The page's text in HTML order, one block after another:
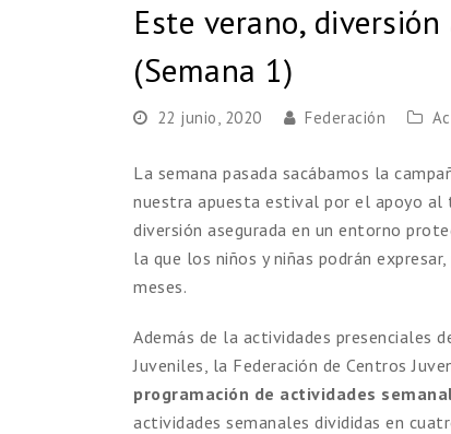
Este verano,
(Semana 1)
22 junio, 2020 Federación
La semana pasada sacábamos la
nuestra apuesta estival por el apoyo al
diversión asegurada en un entorno
la que los niños y niñas podrán
meses.
Además de la actividades presenciales
Juveniles, la Federación de Centros
programación de actividades
actividades semanales divididas en